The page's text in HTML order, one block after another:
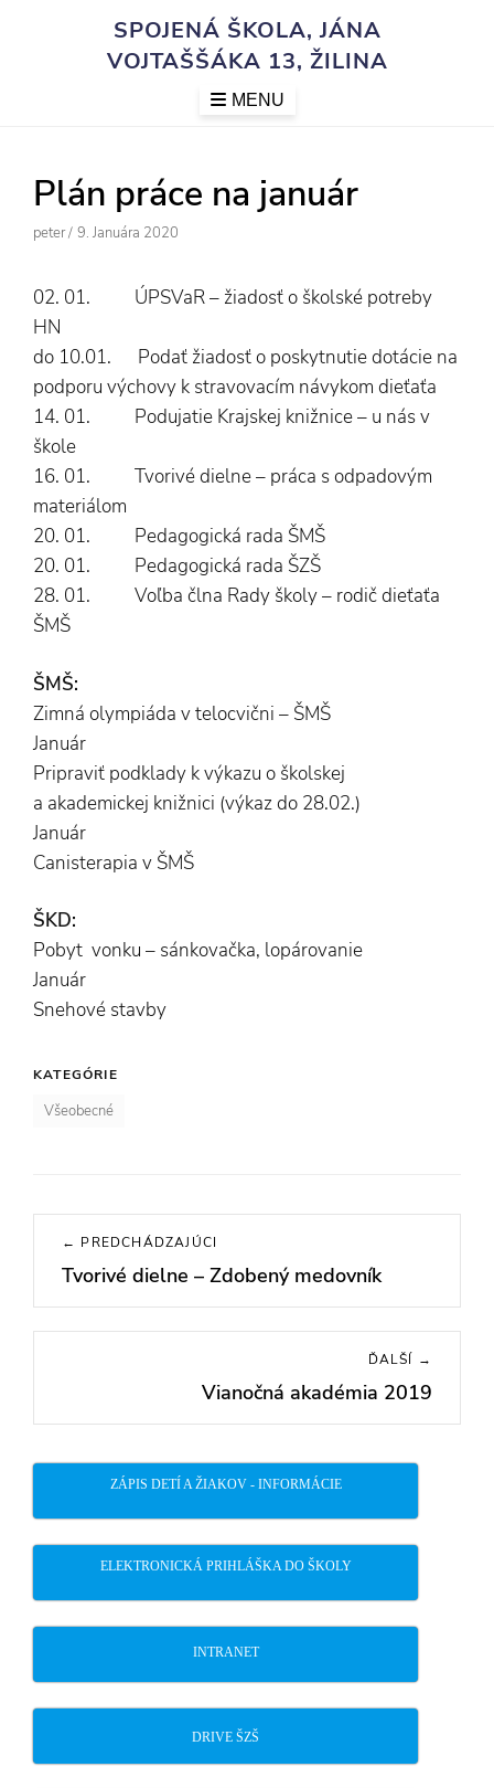
SPOJENÁ ŠKOLA, JÁNA
VOJTAŠŠÁKA 13, ŽILINA
MENU
Plán práce na január
Author
Peter/ Posted
9. Januára 2020
02. 01. ÚPSVaR – žiadosť o školské potreby
HN
do 10.01. Podať žiadosť o poskytnutie dotácie na
podporu výchovy k stravovacím návykom dieťaťa
14. 01. Podujatie Krajskej knižnice – u nás v
škole
16. 01. Tvorivé dielne – práca s odpadovým
materiálom
20. 01. Pedagogická rada ŠMŠ
20. 01. Pedagogická rada ŠZŠ
28. 01. Voľba člna Rady školy – rodič dieťaťa
ŠMŠ
ŠMŠ:
Zimná olympiáda v telocvični – ŠMŠ
Január
Pripraviť podklady k výkazu o školskej
a akademickej knižnici (výkaz do 28.02.)
Január
Canisterapia v ŠMŠ
ŠKD:
Pobyt vonku – sánkovačka, lopárovanie
Január
Snehové stavby
KATEGÓRIE
Všeobecné
Navigácia
článku
← PREDCHÁDZAJÚCI
Previous
post:
Tvorivé dielne – Zdobený medovník
ĎALŠÍ →
post:
Vianočná akadémia 2019
ZÁPIS DETÍ A ŽIAKOV - INFORMÁCIE
ELEKTRONICKÁ PRIHLÁŠKA DO ŠKOLY
INTRANET
DRIVE ŠZŠ